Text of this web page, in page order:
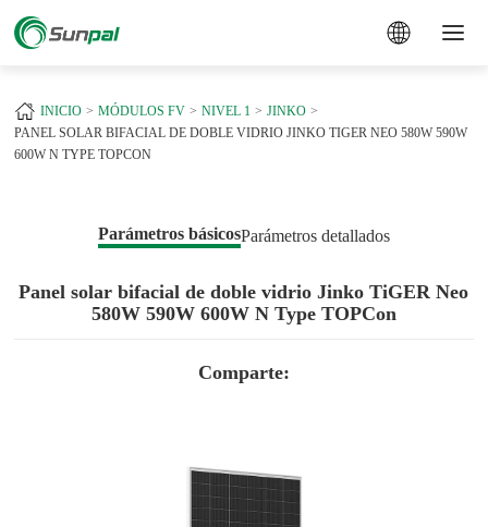
INICIO MÓDULOS FV NIVEL 1
JINKO
PANEL SOLAR BIFACIAL DE DOBLE VIDRIO JINKO TIGER NEO 580W 590W
600W N TYPE TOPCON
Parámetros básicosParámetros detallados
Panel solar bifacial de doble vidrio Jinko TiGER Neo
580W 590W 600W N Type TOPCon
Comparte: